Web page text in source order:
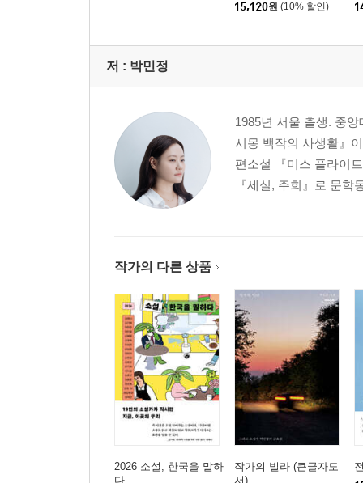
15,120원 (10% 할인)
저 : 박민정
1985년 서울 출생. 중
시몽 백작의 사생활』
편소설 『미스 플라이
『세실, 주희』로 문
작가의 다른 상품
2026 소설, 한국을 말하
다
작가의 빌라 (큰글자도
서)